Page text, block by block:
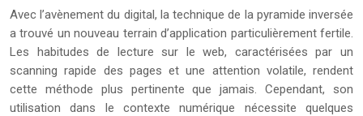
Avec l’avènement du digital, la technique de la pyramide inversée
a trouvé un nouveau terrain d’application particulièrement fertile.
Les habitudes de lecture sur le web, caractérisées par un
scanning rapide des pages et une attention volatile, rendent
cette méthode plus pertinente que jamais. Cependant, son
utilisation dans le contexte numérique nécessite quelques